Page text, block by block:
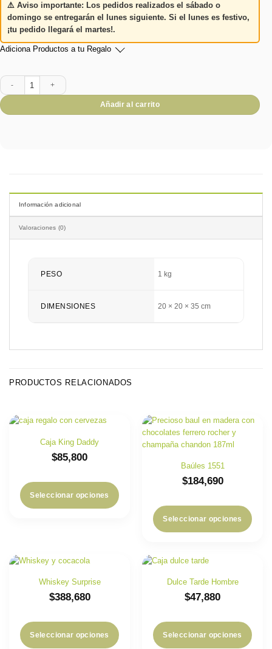
⚠️ Aviso importante: Los pedidos realizados el sábado o
domingo se entregarán el lunes siguiente. Si el lunes es festivo,
¡tu pedido llegará el martes!.
Adiciona Productos a tu Regalo
Cerveza en Jarro Ellegance cantidad
Añadir al carrito
Información adicional
Valoraciones (0)
PESO 1 kg
DIMENSIONES 20 × 20 × 35 cm
PRODUCTOS RELACIONADOS
Caja King Daddy
$85,800
Seleccionar opciones
Baúles 1551
$184,690
Seleccionar opciones
Whiskey Surprise
$388,680
Seleccionar opciones
Dulce Tarde Hombre
$47,880
Seleccionar opciones